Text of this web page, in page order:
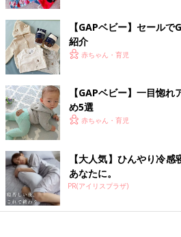
【GAPベビー】セール
紹介
赤ちゃん・育児
【GAPベビー】一目惚
め5選
赤ちゃん・育児
【大人気】ひんやり冷
あなたに。
PR(アイリスプラザ)